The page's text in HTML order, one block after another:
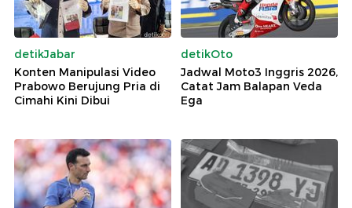
detikJabar
Konten Manipulasi Video
Prabowo Berujung Pria di
Cimahi Kini Dibui
detikOto
Jadwal Moto3 Inggris 2026,
Catat Jam Balapan Veda
Ega